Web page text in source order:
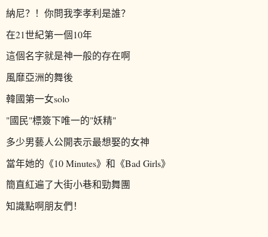
納尼？！你問我李孝利是誰？
在21世紀第一個10年
這個名字就是神一般的存在啊
風靡亞洲的舞後
韓國第一女solo
"國民"標簽下唯一的"妖精"
多少男藝人公開表示最想娶的女神
當年她的 《10 Minutes》和《Bad Girls》
簡直紅遍了大街小巷和勁舞團
知識點啊朋友們！